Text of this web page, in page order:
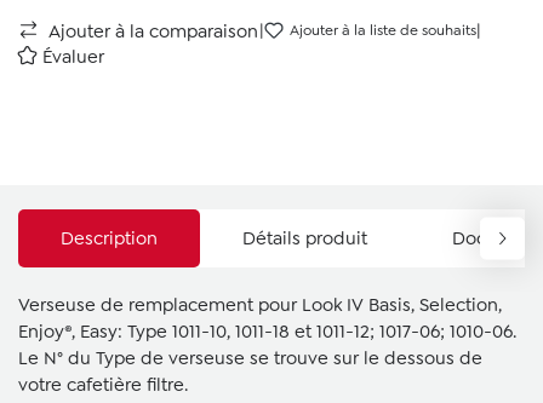
Ajouter à la comparaison| Ajouter à la liste de souhaits|
Évaluer
Description Détails produit
Verseuse de remplacement pour Look IV Basis, Selection,
Enjoy®, Easy: Type 1011-10, 1011-18 et 1011-12; 1017-06; 1010-06.
Le N° du Type de verseuse se trouve sur le dessous de
votre cafetière filtre.